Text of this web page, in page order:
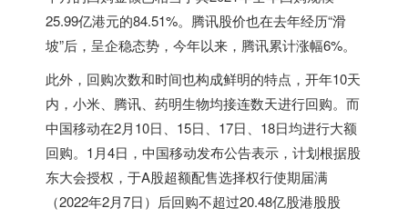
25.99亿港元的84.51%。腾讯股价也在去年经历“滑
坡”后，呈企稳态势，今年以来，腾讯累计涨幅6%。
此外，回购次数和时间也构成鲜明的特点，开年10天
内，小米、腾讯、药明生物均接连数天进行回购。而
中国移动在2月10日、15日、17日、18日均进行大额
回购。1月4日，中国移动发布公告表示，计划根据股
东大会授权，于A股超额配售选择权行使期届满
（2022年2月7日）后回购不超过20.48亿股港股股